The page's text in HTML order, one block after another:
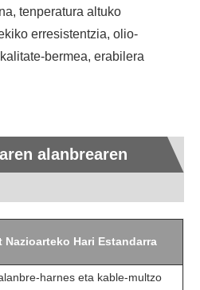
tenperatura altuko
erresistentzia, olio-
bermea, erabilera
alanbrearen
Nazioarteko Hari Estandarra
harnes eta kable-multzo